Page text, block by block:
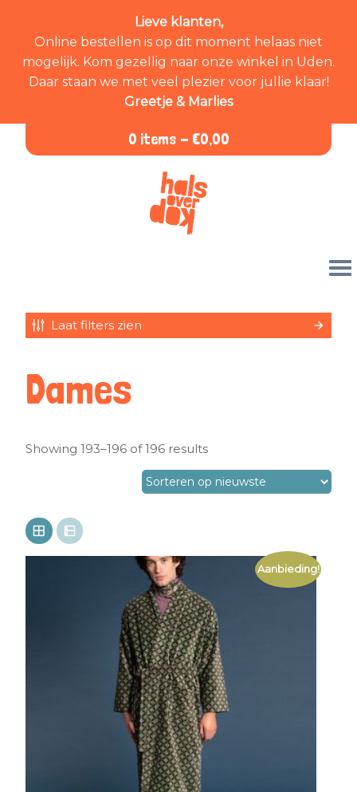
Lieve klanten,
Online bestellen is op dit moment helaas niet
mogelijk. Kom gezellig naar onze winkel in Uden.
Daar staan we met veel plezier voor jullie klaar!
Greetje & Marlies
0 items - €0,00
Laat filters zien
Dames
Showing 193–196 of 196 results
Aanbieding!